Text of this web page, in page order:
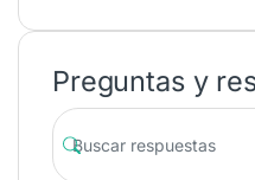
Preguntas y